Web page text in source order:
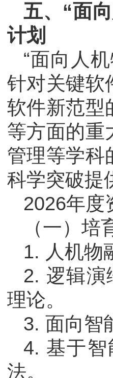
五、“面
计划
“面向人
针对关键软
软件新范型
等方面的重
管理等学科
科学突破提
2026年度
（一）培
1. 人机物
2. 逻辑演
理论。
3. 面向智
4. 基于
法。